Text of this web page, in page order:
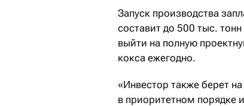
Запуск производства
составит до 500 тыс.
выйти на полную
кокса ежегодно.
«Инвестор также берет
в приоритетном порядке